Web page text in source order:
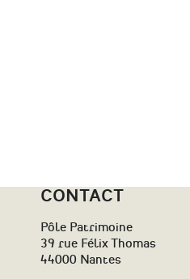
CONTACT
Pôle Patrimoine
39 rue Félix Thomas
44000 Nantes